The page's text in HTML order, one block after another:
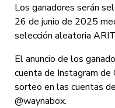
Los ganadores serán
26 de junio de 2025
selección aleatoria
El anuncio de los
cuenta de Instagram
sorteo en las cuentas
@waynabox.